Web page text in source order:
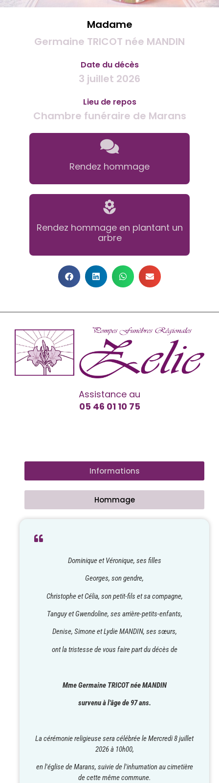
Madame
Germaine TRICOT née MANDIN
Date du décès
3 juillet 2026
Lieu de repos
Chambre funéraire de Marans
Rendez hommage
Rendez hommage en plantant un
arbre
Assistance au
05 46 01 10 75
Informations
Hommage
Dominique et Véronique, ses filles
Georges, son gendre,
Christophe et Célia, son petit-fils et sa compagne,
Tanguy et Gwendoline, ses arrière-petits-enfants,
Denise, Simone et Lydie MANDIN, ses sœurs,
ont la tristesse de vous faire part du décès de
Mme Germaine TRICOT née MANDIN
survenu à l'âge de 97 ans.
La cérémonie religieuse sera célébrée le Mercredi 8 juillet
2026 à 10h00,
en l'église de Marans, suivie de l'inhumation au cimetière
de cette même commune.